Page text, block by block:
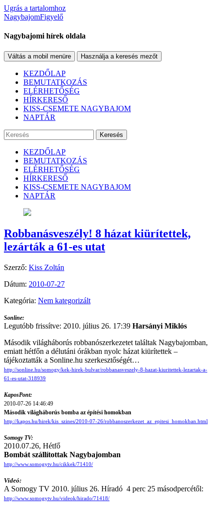
Ugrás a tartalomhoz
NagybajomFigyelő
Nagybajomi hírek oldala
Váltás a mobil menüre Használja a keresés mezőt
KEZDŐLAP
BEMUTATKOZÁS
ELÉRHETŐSÉG
HÍRKERESŐ
KISS-CSEMETE NAGYBAJOM
NAPTÁR
Keresés
KEZDŐLAP
BEMUTATKOZÁS
ELÉRHETŐSÉG
HÍRKERESŐ
KISS-CSEMETE NAGYBAJOM
NAPTÁR
Robbanásveszély! 8 házat kiürítettek,
lezárták a 61-es utat
Szerző: Kiss Zoltán
Dátum: 2010-07-27
Kategória: Nem kategorizált
Sonline:
Legutóbb frissítve: 2010. július 26. 17:39 Harsányi Miklós
Második világháborús robbanószerkezetet találtak Nagybajomban,
emiatt hétfőn a délutáni órákban nyolc házat kiürítettek –
tájékoztatták a Sonline.hu szerkesztőségét…
http://sonline.hu/somogy/kek-hirek-bulvar/robbanasveszely-8-hazat-kiuritettek-lezartak-a-
61-es-utat-318939
KaposPont:
2010-07-26 14:46:49
Második világháborús bomba az építési homokban
http://kapos.hu/hirek/kis_szines/2010-07-26/robbanoszerkezet_az_epitesi_homokban.html
Somogy TV:
2010.07.26, Hétfő
Bombát szállítottak Nagybajomban
http://www.somogytv.hu/cikkek/71410/
Videó:
A Somogy TV 2010. július 26. Híradó 4 perc 25 másodpercétől:
http://www.somogytv.hu/videok/hirado/71418/